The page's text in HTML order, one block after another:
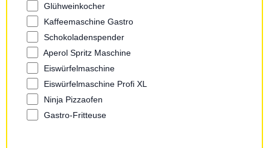
Glühweinkocher
Kaffeemaschine Gastro
Schokoladenspender
Aperol Spritz Maschine
Eiswürfelmaschine
Eiswürfelmaschine Profi XL
Ninja Pizzaofen
Gastro-Fritteuse